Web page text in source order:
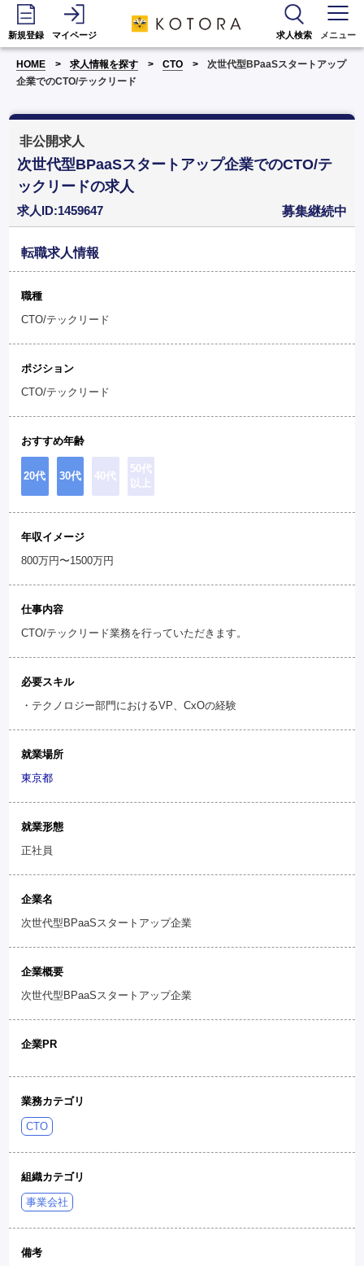
新規登録 マイページ 求人検索 メニュー
HOME 求人情報を探す CTO
次世代型BPaaSスタートアップ
企業でのCTO/テックリード
非公開求人
次世代型BPaaSスタートアップ企業でのCTO/テ
ックリードの求人
求人ID:1459647 募集継続中
転職求人情報
職種
CTO/テックリード
ポジション
CTO/テックリード
おすすめ年齢
20代 30代 40代
50代
以上
年収イメージ
800万円〜1500万円
仕事内容
CTO/テックリード業務を行っていただきます。
必要スキル
・テクノロジー部門におけるVP、CxOの経験
就業場所
東京都
就業形態
正社員
企業名
次世代型BPaaSスタートアップ企業
企業概要
次世代型BPaaSスタートアップ企業
企業PR
業務カテゴリ
CTO
組織カテゴリ
事業会社
備考